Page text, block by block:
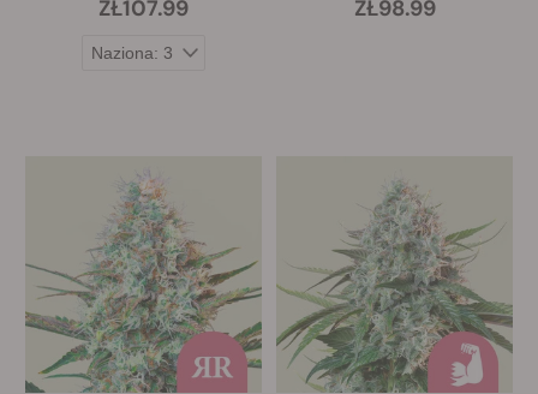
ZŁ107.99 ZŁ98.99